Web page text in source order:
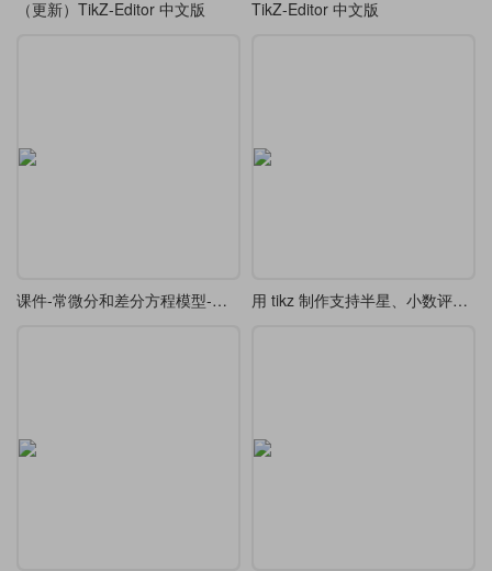
（更新）TikZ-Editor 中文版 TikZ-Editor 中文版
课件-常微分和差分方程模型-在传染病模型基础上增加了内容 用 tikz 制作支持半星、小数评分显示的星级评分